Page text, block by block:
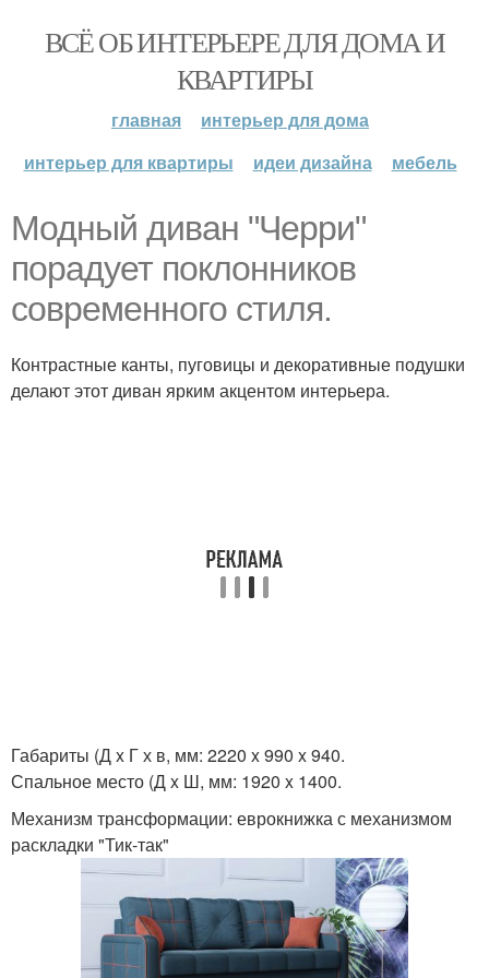
ВСЁ ОБ ИНТЕРЬЕРЕ ДЛЯ ДОМА И
КВАРТИРЫ
главная
интерьер для дома
интерьер для квартиры
идеи дизайна мебель
Модный диван "Черри"
порадует поклонников
современного стиля.
Контрастные канты, пуговицы и декоративные подушки
делают этот диван ярким акцентом интерьера.
Габариты (Д x Г х в, мм: 2220 x 990 x 940.
Спальное место (Д x Ш, мм: 1920 x 1400.
Механизм трансформации: еврокнижка с механизмом
раскладки "Тик-так"